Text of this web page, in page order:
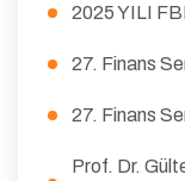
2025 YILI
27. Finans
27. Finans
Prof. Dr.